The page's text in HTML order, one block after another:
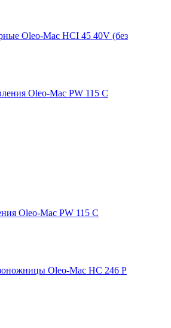
Oleo-Mac HCI 45 40V (без
Oleo-Mac PW 115 C